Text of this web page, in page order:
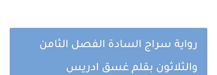
رواية سراج السادة الفصل الثامن
والثلاثون بقلم غسق ادريس